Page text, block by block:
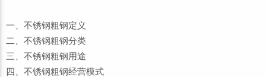
一、不锈钢粗钢定义
二、不锈钢粗钢分类
三、不锈钢粗钢用途
四、不锈钢粗钢经营模式